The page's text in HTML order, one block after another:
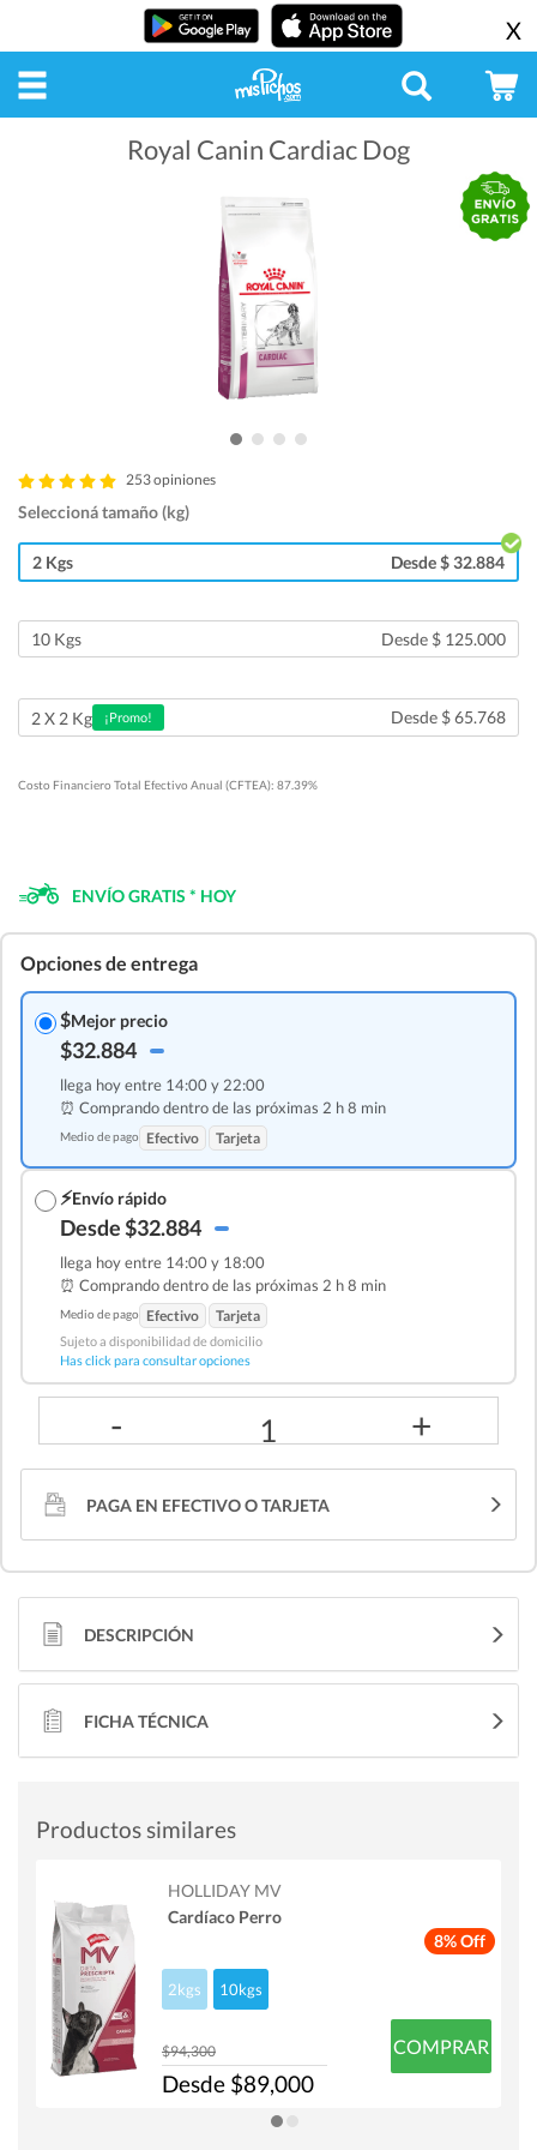
X
Royal Canin Cardiac Dog
253 opiniones
Seleccioná tamaño (kg)
2 Kgs Desde $ 32.884
10 Kgs Desde $ 125.000
2 X 2 Kg ¡Promo! Desde $ 65.768
Costo Financiero Total Efectivo Anual (CFTEA): 87.39%
ENVÍO GRATIS * HOY
Opciones de entrega
$Mejor precio
$32.884
llega hoy entre 14:00 y 22:00
⏰ Comprando dentro de las próximas 2 h 8 min
Medio de pago Efectivo Tarjeta
⚡Envío rápido
Desde $32.884
llega hoy entre 14:00 y 18:00
⏰ Comprando dentro de las próximas 2 h 8 min
Medio de pago Efectivo Tarjeta
Sujeto a disponibilidad de domicilio
Has click para consultar opciones
- 1 +
PAGA EN EFECTIVO O TARJETA
DESCRIPCIÓN
FICHA TÉCNICA
Productos similares
8% Off
HOLLIDAY MV
Cardíaco Perro
2kgs 10kgs
$94,300
Desde $89,000
COMPRAR